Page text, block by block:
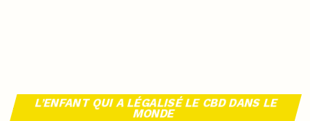
L’ENFANT QUI A LÉGALISÉ LE CBD DANS LE
MONDE